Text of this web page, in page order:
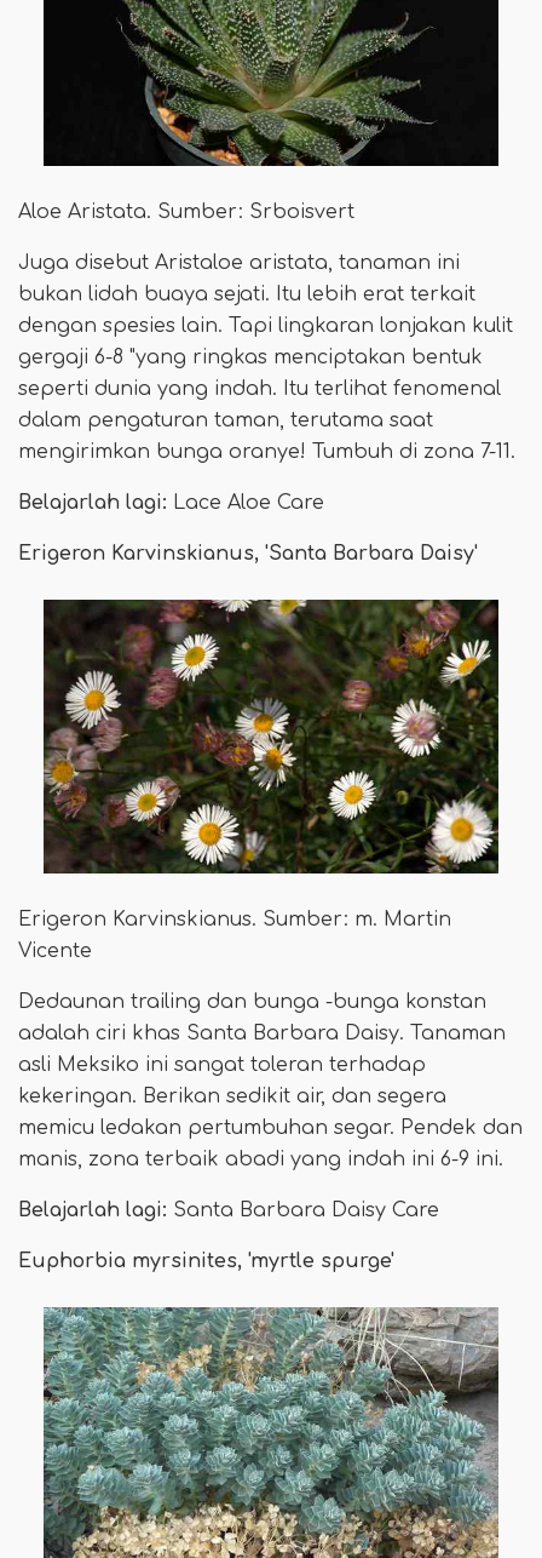
Aloe Aristata. Sumber: Srboisvert
Juga disebut Aristaloe aristata, tanaman ini
bukan lidah buaya sejati. Itu lebih erat terkait
dengan spesies lain. Tapi lingkaran lonjakan kulit
gergaji 6-8 "yang ringkas menciptakan bentuk
seperti dunia yang indah. Itu terlihat fenomenal
dalam pengaturan taman, terutama saat
mengirimkan bunga oranye! Tumbuh di zona 7-11.
Belajarlah lagi: Lace Aloe Care
Erigeron Karvinskianus, 'Santa Barbara Daisy'
Erigeron Karvinskianus. Sumber: m. Martin
Vicente
Dedaunan trailing dan bunga -bunga konstan
adalah ciri khas Santa Barbara Daisy. Tanaman
asli Meksiko ini sangat toleran terhadap
kekeringan. Berikan sedikit air, dan segera
memicu ledakan pertumbuhan segar. Pendek dan
manis, zona terbaik abadi yang indah ini 6-9 ini.
Belajarlah lagi: Santa Barbara Daisy Care
Euphorbia myrsinites, 'myrtle spurge'